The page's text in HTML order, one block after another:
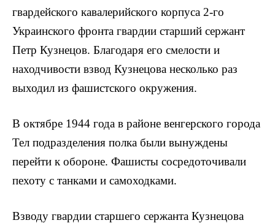
гвардейского кавалерийского корпуса 2-го
Украинского фронта гвар­дии старший сержант
Петр Кузнецов. Благодаря его смелости и
находчивости взвод Кузнецова несколько раз
выходил из фашистского окружения.
В октябре 1944 года в районе венгерского города
Тел подразделения полка были вынуждены
перейти к обороне. Фашисты сосредоточивали
пехоту с танками и самоходками.
Взводу гвардии старшего сержанта Кузнецова